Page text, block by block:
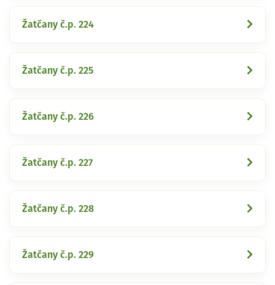
Žatčany č.p. 224
Žatčany č.p. 225
Žatčany č.p. 226
Žatčany č.p. 227
Žatčany č.p. 228
Žatčany č.p. 229